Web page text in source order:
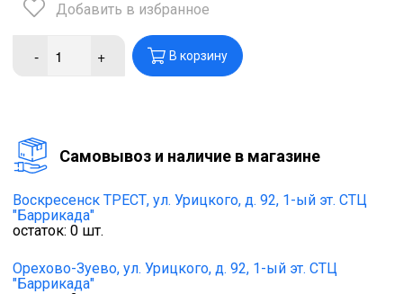
Добавить в избранное
- + В корзину
Cамовывоз и наличие в магазине
Воскресенск ТРЕСТ, ул. Урицкого, д. 92, 1-ый эт. СТЦ
"Баррикада"
остаток: 0 шт.
Орехово-Зуево, ул. Урицкого, д. 92, 1-ый эт. СТЦ
"Баррикада"